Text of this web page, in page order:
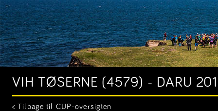
VIH TØSERNE (4579) - DARU
< Tilbage til CUP-oversigten